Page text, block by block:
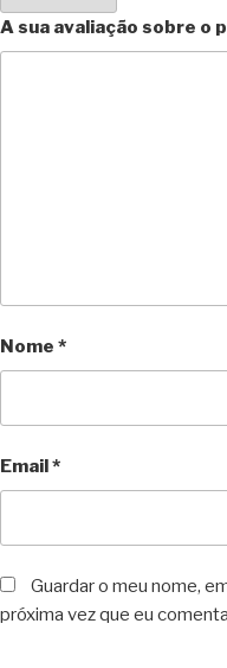
A sua avaliação sobre o
Nome *
Email*
Guardar o meu nome,
próxima vez que eu